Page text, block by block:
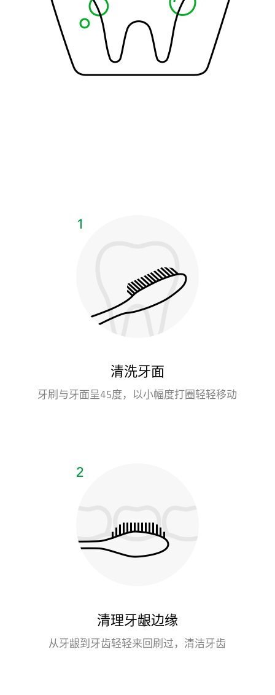
清洗牙面
牙刷与牙面呈45度，以小幅度打圈轻轻移动
清理牙龈边缘
从牙龈到牙齿轻轻来回刷过，清洁牙齿